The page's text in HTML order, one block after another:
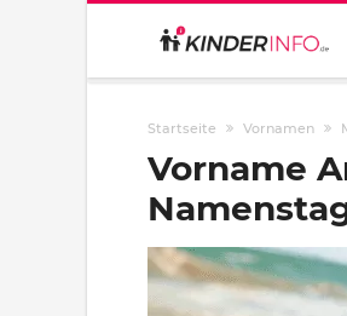
Startseite Vornamen
Vorname